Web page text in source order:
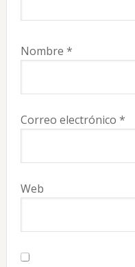
Nombre *
Correo electrónico *
Web